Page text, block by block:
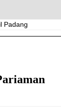
Padang